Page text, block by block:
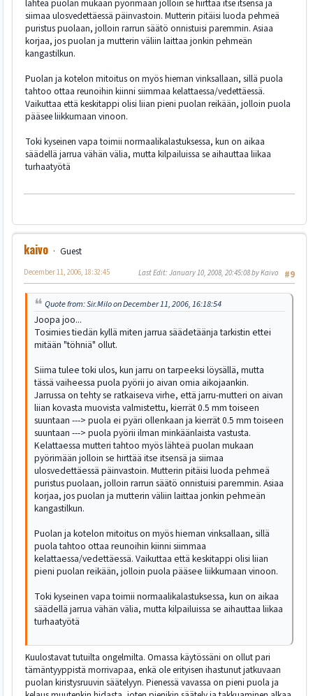
lähteä puolan mukaan pyörimään jolloin se hirttää itse itsensä ja
siimaa ulosvedettäessä päinvastoin. Mutterin pitäisi luoda pehmeä
puristus puolaan, jolloin rarrun säätö onnistuisi paremmin. Asiaa
korjaa, jos puolan ja mutterin väliin laittaa jonkin pehmeän
kangastilkun.
Puolan ja kotelon mitoitus on myös hieman vinksallaan, sillä puola
tahtoo ottaa reunoihin kiinni siimmaa kelattaessa/vedettäessä.
Vaikuttaa että keskitappi olisi liian pieni puolan reikään, jolloin puola
pääsee liikkumaan vinoon.
Toki kyseinen vapa toimii normaalikalastuksessa, kun on aikaa
säädellä jarrua vähän välia, mutta kilpailuissa se aihauttaa liikaa
turhaatyötä
kaivo
Guest
#9
December 11, 2006, 18:32:45 Last Edit: January 10, 2008, 20:45:08 by Kaivo
Quote from: Sir.Milo on December 11, 2006, 16:18:54
Joopa joo...
Tosimies tiedän kyllä miten jarrua säädetäänja tarkistin ettei
mitään "töhniä" ollut.
Siima tulee toki ulos, kun jarru on tarpeeksi löysällä, mutta
tässä vaiheessa puola pyörii jo aivan omia aikojaankin.
Jarrussa on tehty se ratkaiseva virhe, että jarru-mutteri on aivan
liian kovasta muovista valmistettu, kierrät 0.5 mm toiseen
suuntaan ---> puola ei pyäri ollenkaan ja kierrät 0.5 mm toiseen
suuntaan ---> puola pyörii ilman minkäänlaista vastusta.
Kelattaessa mutteri tahtoo myös lähteä puolan mukaan
pyörimään jolloin se hirttää itse itsensä ja siimaa
ulosvedettäessä päinvastoin. Mutterin pitäisi luoda pehmeä
puristus puolaan, jolloin rarrun säätö onnistuisi paremmin. Asiaa
korjaa, jos puolan ja mutterin väliin laittaa jonkin pehmeän
kangastilkun.
Puolan ja kotelon mitoitus on myös hieman vinksallaan, sillä
puola tahtoo ottaa reunoihin kiinni siimmaa
kelattaessa/vedettäessä. Vaikuttaa että keskitappi olisi liian
pieni puolan reikään, jolloin puola pääsee liikkumaan vinoon.
Toki kyseinen vapa toimii normaalikalastuksessa, kun on aikaa
säädellä jarrua vähän välia, mutta kilpailuissa se aihauttaa liikaa
turhaatyötä
Kuulostavat tutuilta ongelmilta. Omassa käytössäni on ollut pari
tämäntyyppistä morrivapaa, enkä ole erityisen ihastunut jatkuvaan
puolan kiristysruuvin säätelyyn. Pienessä vavassa on pieni puola ja